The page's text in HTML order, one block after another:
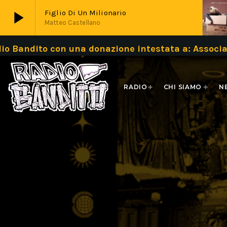
play_arrow Figlio Di Un Milionario
Matteo Castellano
play_arrow Live
una donazione intestata a: Associazione
RADIO CHI SIAMO